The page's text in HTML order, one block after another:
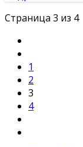
Страница 3 из 4
1
2
3
4